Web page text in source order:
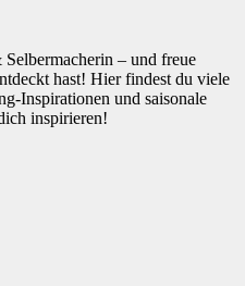
– und freue
hast! Hier findest du viele
Inspirationen und saisonale
inspirieren!